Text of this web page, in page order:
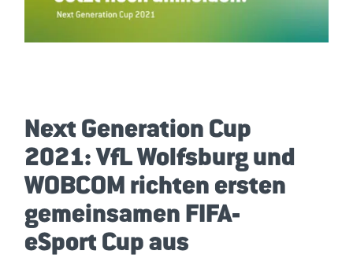
Next Generation Cup
2021: VfL Wolfsburg und
WOBCOM richten ersten
gemeinsamen FIFA-
eSport Cup aus